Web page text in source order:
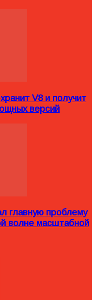
V8 и получит
версий
главную проблему
волне масштабной